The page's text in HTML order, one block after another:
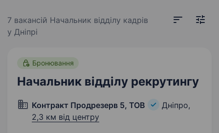
7 вакансій Начальник відділу кадрів
у Дніпрі
Бронювання
Начальник відділу рекрутингу
Контракт Продрезерв 5, ТОВ
Дніпро,
2,3 км від центру